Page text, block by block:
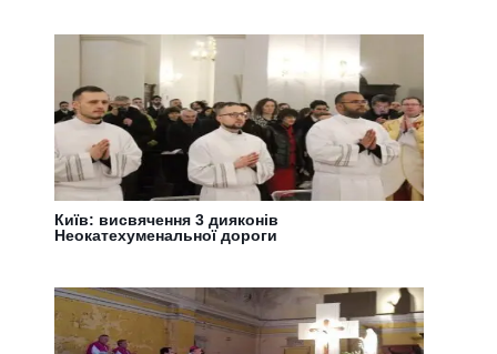
Київ: висвячення 3 дияконів
Неокатехуменальної дороги